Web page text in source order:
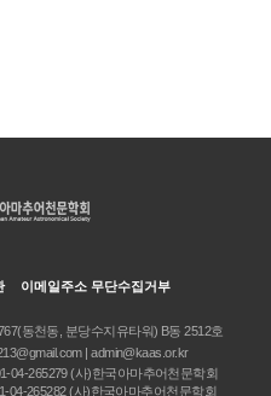
이메일주소 무단수집거부
동천동, 분당수지유타워) B동 2512호
| admin@kaas.or.kr
04-265279 (사)한국아마추어천문학회
04-265282 (사)한국아마추어천문학회